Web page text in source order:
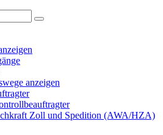
anzeigen
Zoll und Spedition (AWA/HZA)